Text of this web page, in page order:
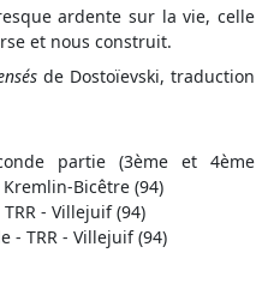
ardente sur la vie, celle
et nous construit.
de Dostoïevski, traduction
partie (3ème et 4ème
Bicêtre (94)
- Villejuif (94)
- TRR - Villejuif (94)